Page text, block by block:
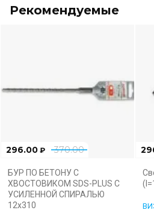
Рекомендуемые
370.00
296.00 ₽
БУР ПО БЕТОНУ С
ХВОСТОВИКОМ SDS-PLUS С
УСИЛЕННОЙ СПИРАЛЬЮ
12х310